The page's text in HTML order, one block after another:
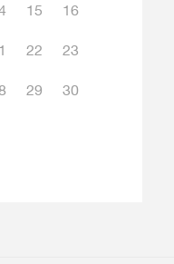
15 16
22 23
29 30